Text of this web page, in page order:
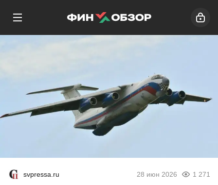
svpressa.ru 28 июн 2026 1 271